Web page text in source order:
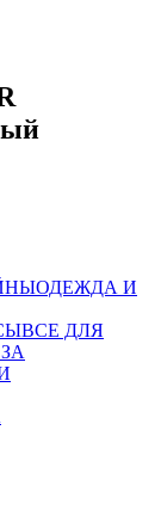
ОДЕЖДА И
ВСЕ ДЛЯ